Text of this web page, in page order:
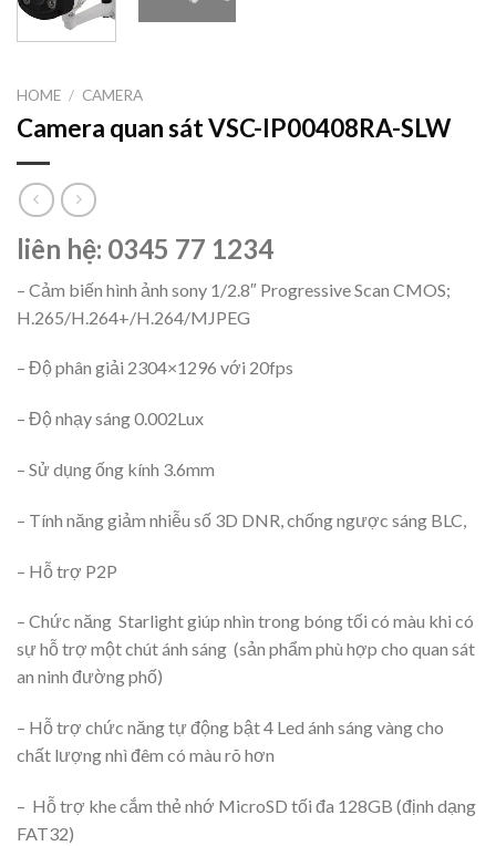
HOME / CAMERA
Camera quan sát VSC-IP00408RA-SLW
liên hệ: 0345 77 1234
– Cảm biến hình ảnh sony 1/2.8″ Progressive Scan CMOS;
H.265/H.264+/H.264/MJPEG
– Độ phân giải 2304×1296 với 20fps
– Độ nhạy sáng 0.002Lux
– Sử dụng ống kính 3.6mm
– Tính năng giảm nhiễu số 3D DNR, chống ngược sáng BLC,
– Hỗ trợ P2P
– Chức năng Starlight giúp nhìn trong bóng tối có màu khi có
sự hỗ trợ một chút ánh sáng (sản phẩm phù hợp cho quan sát
an ninh đường phố)
– Hỗ trợ chức năng tự động bật 4 Led ánh sáng vàng cho
chất lượng nhì đêm có màu rõ hơn
– Hỗ trợ khe cắm thẻ nhớ MicroSD tối đa 128GB (định dạng
FAT32)